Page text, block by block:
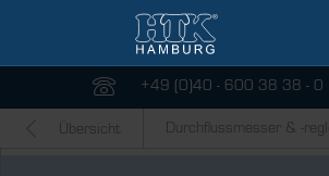
+49 (0)40 - 600 38 38 - 0
Übersicht Durchflussmesser & -